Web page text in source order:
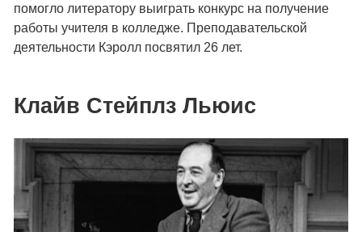
помогло литератору выиграть конкурс на получение
работы учителя в колледже. Преподавательской
деятельности Кэролл посвятил 26 лет.
Клайв Стейплз Льюис